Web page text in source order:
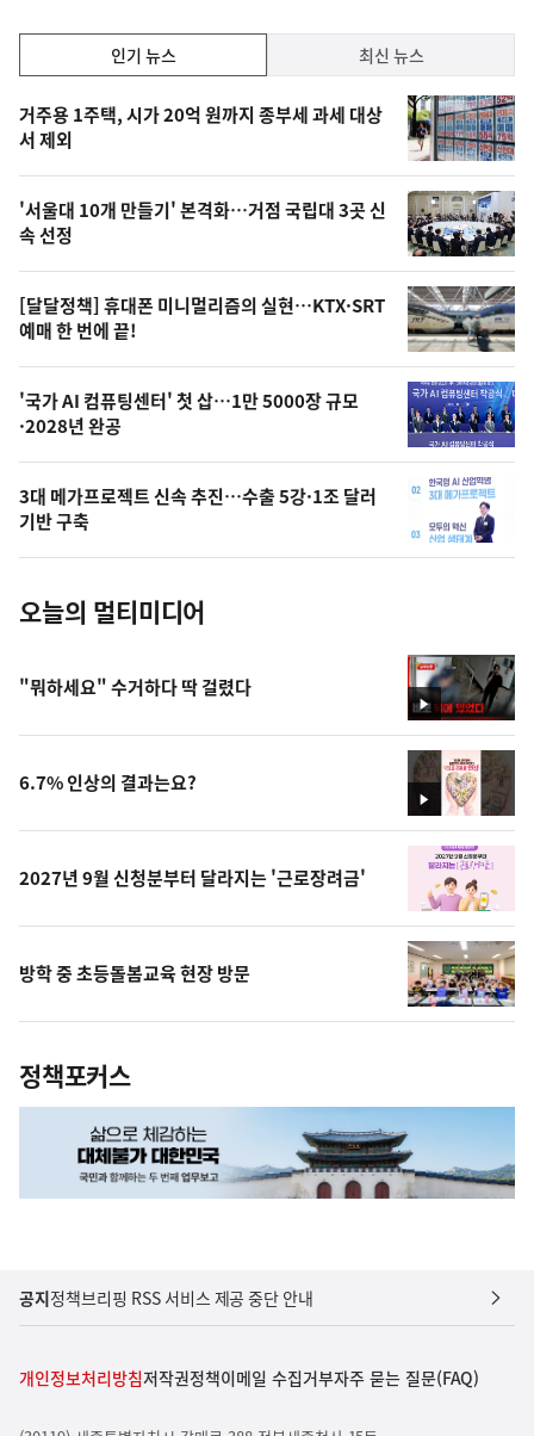
기,
최
신,
오
늘
의
영
상
오
의
사
진
인기 뉴스 최신 뉴스
인
기
뉴
스
거주용 1주택, 시가 20억 원까지 종부세 과세 대상
서 제외
'서울대 10개 만들기' 본격화…거점 국립대 3곳 신
속 선정
[달달정책] 휴대폰 미니멀리즘의 실현…KTX·SRT
예매 한 번에 끝!
'국가 AI 컴퓨팅센터' 첫 삽…1만 5000장 규모
·2028년 완공
3대 메가프로젝트 신속 추진…수출 5강·1조 달러
기반 구축
오늘의 멀티미디어
영
상
"뭐하세요" 수거하다 딱 걸렸다
영
상
6.7% 인상의 결과는요?
2027년 9월 신청분부터 달라지는 '근로장려금'
방학 중 초등돌봄교육 현장 방문
정책포커스
공지정책브리핑 RSS 서비스 제공 중단 안내
개인정보처리방침저작권정책이메일 수집거부자주 묻는 질문(FAQ)